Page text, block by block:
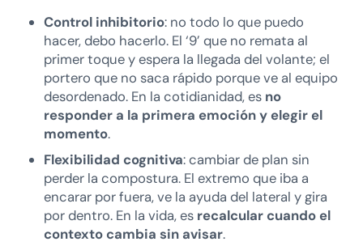
Control inhibitorio: no todo lo que puedo
hacer, debo hacerlo. El ‘9’ que no remata al
primer toque y espera la llegada del volante; el
portero que no saca rápido porque ve al equipo
desordenado. En la cotidianidad, es no
responder a la primera emoción y elegir el
momento.
Flexibilidad cognitiva: cambiar de plan sin
perder la compostura. El extremo que iba a
encarar por fuera, ve la ayuda del lateral y gira
por dentro. En la vida, es recalcular cuando el
contexto cambia sin avisar.